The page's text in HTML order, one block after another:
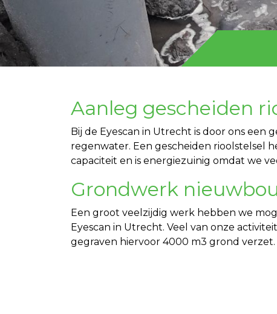
Aanleg gescheiden
Bij de Eyescan in Utrecht is door ons een
regenwater. Een gescheiden rioolstelsel
capaciteit en is energiezuinig omdat we
Grondwerk
Een groot veelzijdig werk hebben we
Eyescan in Utrecht. Veel van onze
gegraven hiervoor 4000 m3 grond